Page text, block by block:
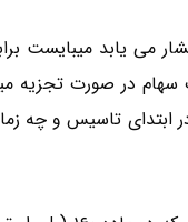
در صورت تجزیه
تاسیس و چه